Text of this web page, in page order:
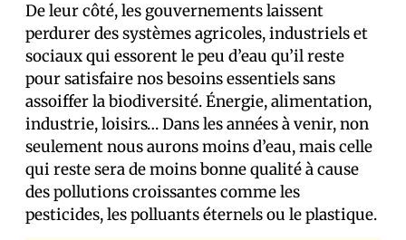
De leur côté, les gouvernements laissent
perdurer des systèmes agricoles, industriels et
sociaux qui essorent le peu d’eau qu’il reste
pour satisfaire nos besoins essentiels sans
assoiffer la biodiversité. Énergie, alimentation,
industrie, loisirs… Dans les années à venir, non
seulement nous aurons moins d’eau, mais celle
qui reste sera de moins bonne qualité à cause
des pollutions croissantes comme les
pesticides, les polluants éternels ou le plastique.